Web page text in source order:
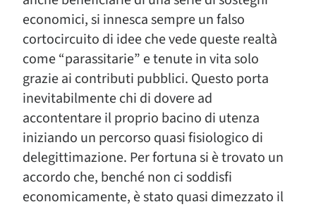
economici, si innesca sempre un falso
cortocircuito di idee che vede queste realtà
come “parassitarie” e tenute in vita solo
grazie ai contributi pubblici. Questo porta
inevitabilmente chi di dovere ad
accontentare il proprio bacino di utenza
iniziando un percorso quasi fisiologico di
delegittimazione. Per fortuna si è trovato un
accordo che, benché non ci soddisfi
economicamente, è stato quasi dimezzato il